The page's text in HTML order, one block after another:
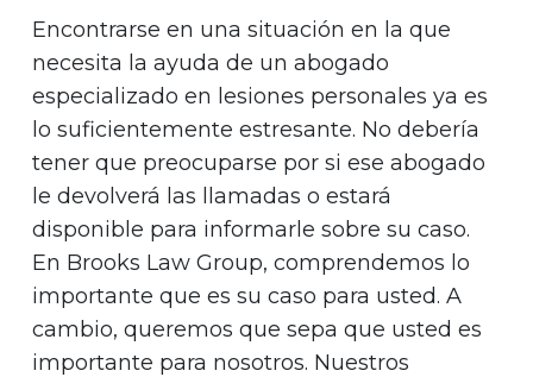
Encontrarse en una situación en la que
necesita la ayuda de un abogado
especializado en lesiones personales ya es
lo suficientemente estresante. No debería
tener que preocuparse por si ese abogado
le devolverá las llamadas o estará
disponible para informarle sobre su caso.
En Brooks Law Group, comprendemos lo
importante que es su caso para usted. A
cambio, queremos que sepa que usted es
importante para nosotros. Nuestros